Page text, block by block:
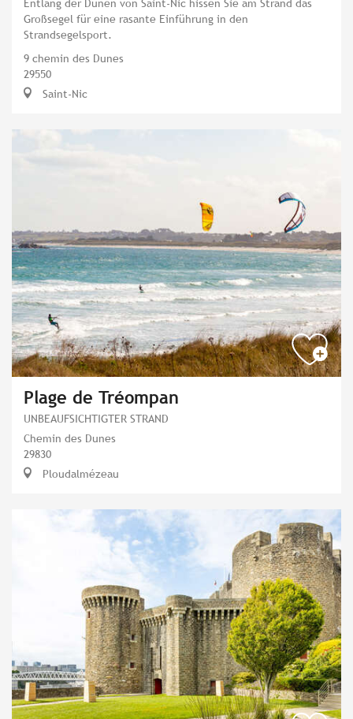
Entlang der Dünen von Saint-Nic hissen Sie am Strand das
Großsegel für eine rasante Einführung in den
Strandsegelsport.
9 chemin des Dunes
29550
Saint-Nic
Plage de Tréompan
UNBEAUFSICHTIGTER STRAND
Chemin des Dunes
29830
Ploudalmézeau